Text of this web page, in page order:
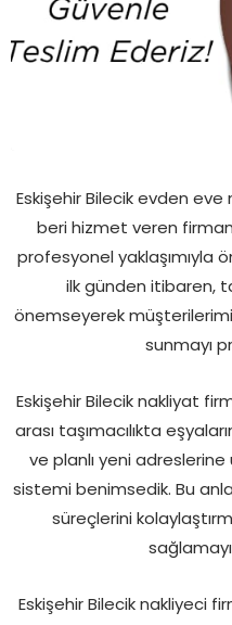
Eskişehir Bilecik evden eve
beri hizmet veren
profesyonel yaklaşımıyla
ilk günden itibaren,
önemseyerek
sunmayı
Eskişehir Bilecik nakliyat
arası taşımacılıkta
ve planlı yeni
sistemi benimsedik. Bu
süreçlerini
Eskişehir Bilecik nakliyeci